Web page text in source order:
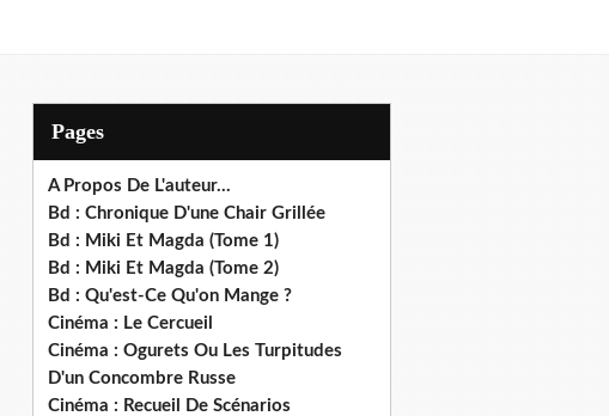
Pages
A Propos De L'auteur...
Bd : Chronique D'une Chair Grillée
Bd : Miki Et Magda (Tome 1)
Bd : Miki Et Magda (Tome 2)
Bd : Qu'est-Ce Qu'on Mange ?
Cinéma : Le Cercueil
Cinéma : Ogurets Ou Les Turpitudes
D'un Concombre Russe
Cinéma : Recueil De Scénarios